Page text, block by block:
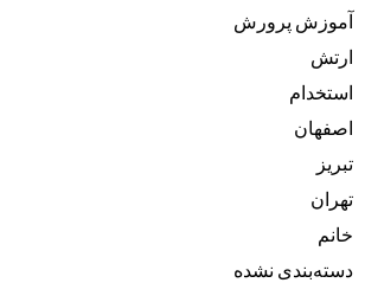
آموزش پرورش
ارتش
استخدام
اصفهان
تبریز
تهران
خانم
دسته‌بندی نشده